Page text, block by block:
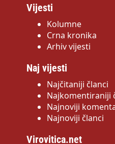
Vijesti
Kolumne
Crna kronika
Arhiv vijesti
Naj vijesti
Najčitaniji članci
Najkomentiraniji
Najnoviji
Najnoviji članci
Virovitica.net